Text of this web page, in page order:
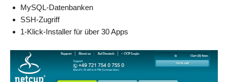
MySQL-Datenbanken
SSH-Zugriff
1-Klick-Installer für über 30 Apps